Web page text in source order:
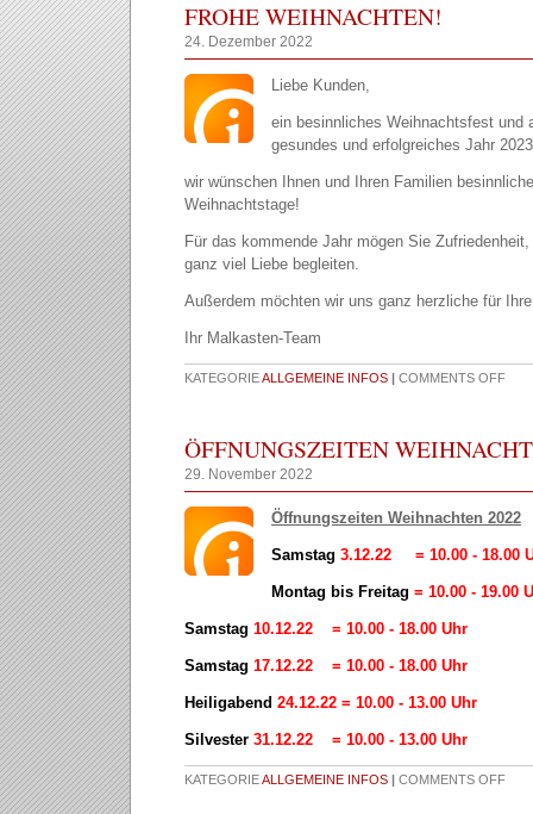
FROHE WEIHNACHTEN!
24. Dezember 2022
Liebe Kunden,
ein besinnliches Weihnachtsfest und
gesundes und erfolgreiches Jahr
wir wünschen Ihnen und Ihren Familien
Weihnachtstage!
Für das kommende Jahr mögen Sie
ganz viel Liebe begleiten.
Außerdem möchten wir uns ganz herzliche für
Ihr Malkasten-Team
KATEGORIEALLGEMEINE INFOS | COMMENTS OFF
ÖFFNUNGSZEITEN
29. November 2022
Öffnungszeiten Weihnachten 2022
Samstag 3.12.22 = 10.00 - 18.00
Montag bis Freitag = 10.00 - 19.00
Samstag 10.12.22 = 10.00 - 18.00 Uhr
Samstag 17.12.22 = 10.00 - 18.00 Uhr
Heiligabend 24.12.22 = 10.00 - 13.00 Uhr
Silvester 31.12.22 = 10.00 - 13.00 Uhr
KATEGORIEALLGEMEINE INFOS | COMMENTS OFF